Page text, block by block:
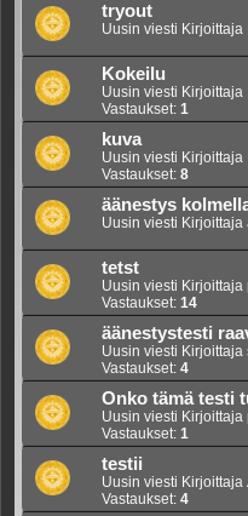
tryout
Uusin viesti Kirjoittaja
Kokeilu
Uusin viesti Kirjoittaja
Vastaukset: 1
kuva
Uusin viesti Kirjoittaja
Vastaukset: 8
äänestys
Uusin viesti Kirjoittaja
tetst
Uusin viesti Kirjoittaja
Vastaukset: 14
äänestystesti
Uusin viesti Kirjoittaja
Vastaukset: 4
Onko tämä testi
Uusin viesti Kirjoittaja
Vastaukset: 1
testii
Uusin viesti Kirjoittaja
Vastaukset: 4